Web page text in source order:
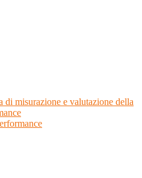
di misurazione e valutazione della